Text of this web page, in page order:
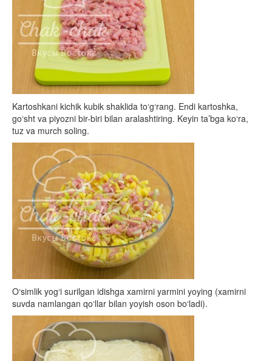
Kartoshkani kichik kubik shaklida to‘g‘rang. Endi kartoshka,
go‘sht va piyozni bir-biri bilan aralashtiring. Keyin ta’bga ko‘ra,
tuz va murch soling.
O‘simlik yog‘i surilgan idishga xamirni yarmini yoying (xamirni
suvda namlangan qo‘llar bilan yoyish oson bo‘ladi).